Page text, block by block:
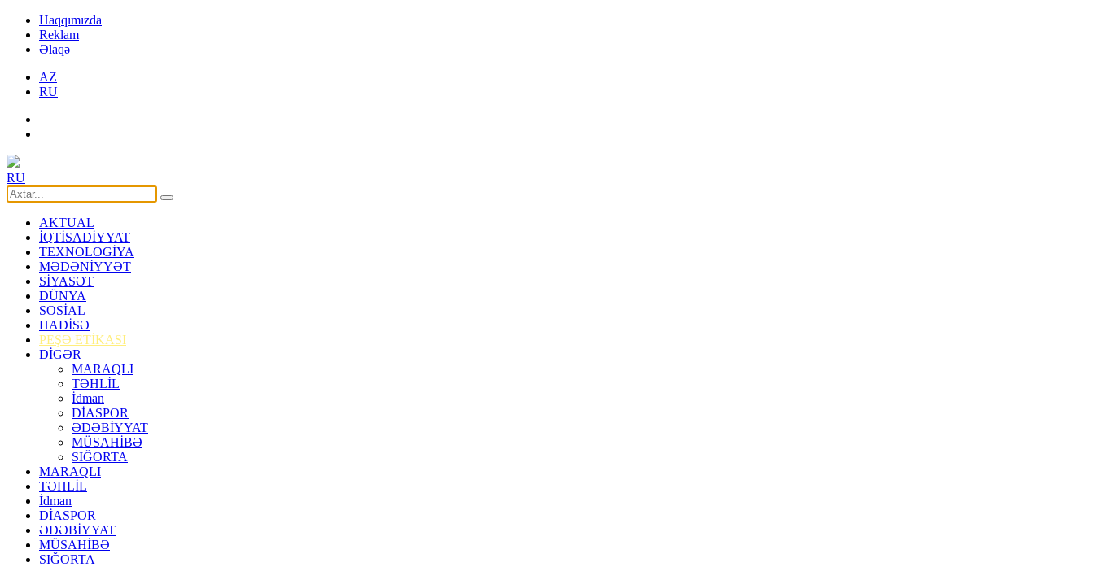
Haqqımızda
Reklam
Əlaqə
AZ
RU
RU
AKTUAL
İQTİSADİYYAT
TEXNOLOGİYA
MƏDƏNİYYƏT
SİYASƏT
DÜNYA
SOSİAL
HADİSƏ
PEŞƏ ETİKASI
DİGƏR
MARAQLI
TƏHLİL
İdman
DİASPOR
ƏDƏBİYYAT
MÜSAHİBƏ
SIĞORTA
MARAQLI
TƏHLİL
İdman
DİASPOR
ƏDƏBİYYAT
MÜSAHİBƏ
SIĞORTA